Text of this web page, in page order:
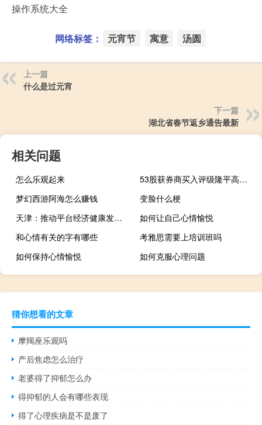
操作系统大全
网络标签： 元宵节 寓意 汤圆
上一篇
什么是过元宵
下一篇
湖北省春节返乡通告最新
相关问题
怎么乐观起来
53股获券商买入评级隆平高科目标涨幅达51.04%
梦幻西游阿海怎么赚钱
变脸什么梗
天津：推动平台经济健康发展 壮大直播电商产业
如何让自己心情愉悦
和心情有关的字有哪些
考雅思需要上培训班吗
如何保持心情愉悦
如何克服心理问题
猜你想看的文章
摩羯座乐观吗
产后焦虑怎么治疗
老婆得了抑郁怎么办
得抑郁的人会有哪些表现
得了心理疾病是不是废了